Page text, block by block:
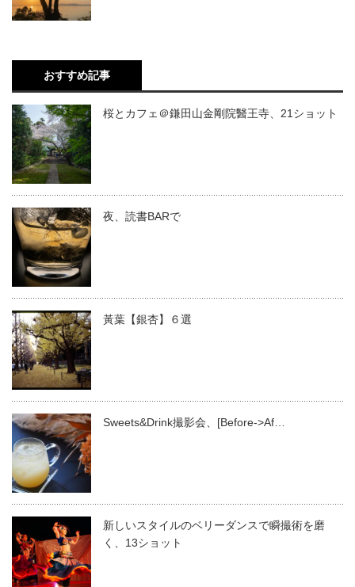
おすすめ記事
桜とカフェ＠鎌田山金剛院醫王寺、21ショット
夜、読書BARで
黃葉【銀杏】６選
Sweets&Drink撮影会、[Before->Af…
新しいスタイルのベリーダンスで瞬撮術を磨
く、13ショット